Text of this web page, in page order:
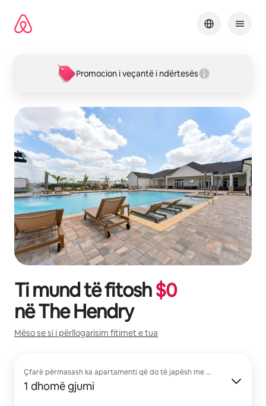
përmbajtja
Promocion i veçantë i ndërtesës
Ti mund të fitosh$0
nëThe Hendry
Mëso se si i përllogarisim fitimet e tua
Çfarë përmasash ka apartamenti që do të japësh me qira?
1 dhomë gjumi